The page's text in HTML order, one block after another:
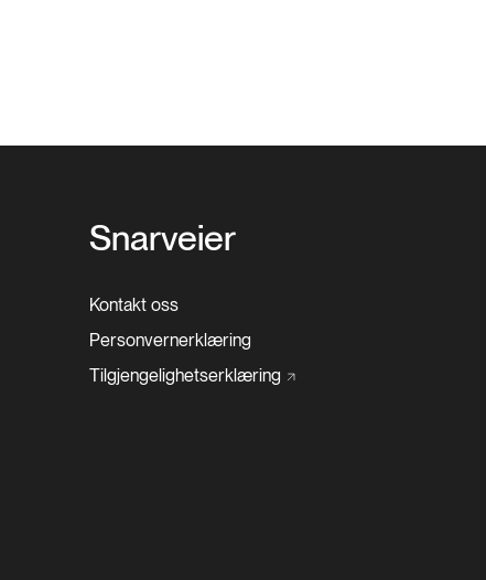
Snarveier
Kontakt oss
Personvernerklæring
Tilgjengelighetserklæring